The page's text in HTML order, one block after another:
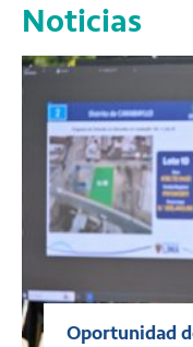
Noticias
Oportunidad